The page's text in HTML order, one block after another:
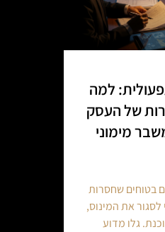
למה
של העסק
מימוני
בטוחים שחסרות
את המינוס,
גלו מדוע